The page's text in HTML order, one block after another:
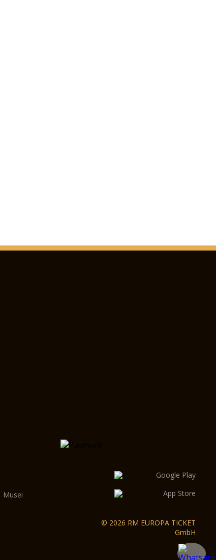
Musei
© 2026 RM EUROPA TICKET
GmbH